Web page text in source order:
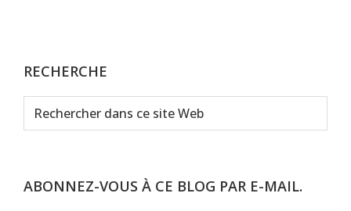
RECHERCHE
Rechercher
dans
Web
ABONNEZ-VOUS À CE BLOG PAR E-MAIL.